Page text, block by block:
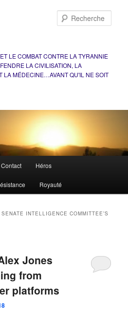
LE COMBAT CONTRE LA TYRANNIE
LA CIVILISATION, LA
LA MÉDECINE…AVANT QU'IL NE SOIT
Contact Héros
Royauté
SENATE INTELLIGENCE COMMITTEE’S
Jones
from
platforms